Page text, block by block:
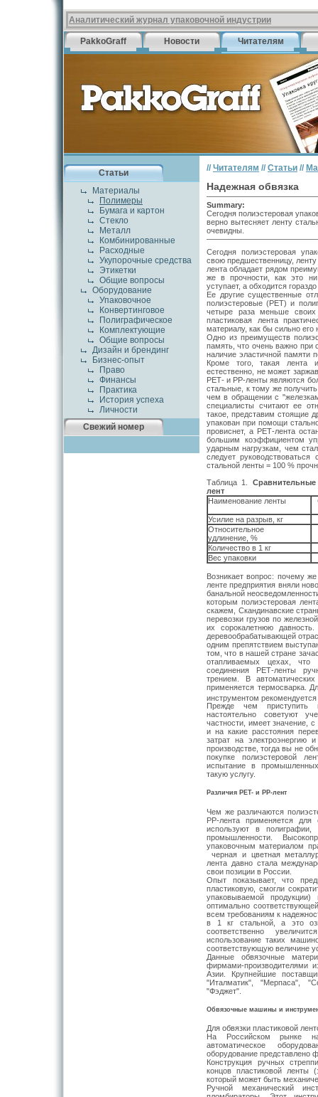
Аналитический журнал упаковочной индустрии
PakkoGraff Новости Читателям
Статьи
Материалы
Полимеры
Бумага и картон
Стекло
Металл
Комбинированные
Расходные
Укупорочные средства
Этикетки
Общие вопросы
Оборудование
Упаковочное
Конвертинговое
Полиграфическое
Комплектующие
Общие вопросы
Дизайн и брендинг
Бизнес-опыт
Право
Финансы
Практика
История успеха
Личности
Свежий номер
// Читателям // Статьи //
Надежная обвязка
Summary:
Сегодня полиэстеровая
верно вытесняет ленту
очевидны.
Сегодня полиэстеровая
свою предшественницу,
лента обладает рядом
же в прочности, как это ни
уступает, а обходится
Ее другие существенные
полиэстеровые (РЕТ) и
четыре раза меньше своих
пластиковая лента
материалу, как бы сильно его
Одно из преимуществ
память, что очень важно при
наличие эластичной памяти
Кроме того, такая
естественно, не может
РЕТ- и РР-ленты являются
стальные, к тому же
чем в обращении с
специалисты считают ее
такое, представим стоящие
упакован при помощи
провиснет, а РЕТ-лента
большим коэффициентом
ударным нагрузкам, чем
следует
стальной ленты = 100 %
Таблица 1. Сравнительные
лент
Наименование ленты
Усилие на разрыв, кг
Относительное
удлинение, %
Количество в 1 кг
Вес упаковки
Возникает вопрос: почему
ленте предприятия вняли
банальной
которым полиэстеровая
скажем, Скандинавские
перевозки грузов по
их сорокалетнюю
деревообрабатывающей
одним препятствием
том, что в нашей стране
отапливаемых цехах, что
соединения РЕТ-ленты
трением. В
применяется термосварка.
инструментом
Прежде чем приступить
настоятельно советуют
частности, имеет значение,
и на какие расстояния
затрат на электроэнергию
производстве, тогда вы не
покупке полиэстеровой
испытание в
такую услугу.
Различия PET- и PP-лент
Чем же различаются
РР-лента применяется
используют в
промышленности.
упаковочным материалом
черная и цветная
лента давно стала
свои позиции в России.
Опыт показывает, что
пластиковую, смогли
упаковываемой
оптимально
всем требованиям к
в 1 кг стальной, а это
соответственно
использование таких
соответствующую величине
Данные обвязочные
фирмами-производителями
Азии. Крупнейшие
"Италматик", "Мерпаса",
"Фэджет".
Обвязочные машины и
Для обвязки пластиковой
На Российском рынке
автоматическое
оборудование представлено
Конструкция ручных
концов пластиковой ленты
который может быть
Ручной механический